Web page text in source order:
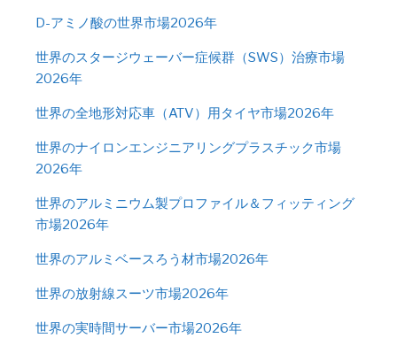
D-アミノ酸の世界市場2026年
世界のスタージウェーバー症候群（SWS）治療市場
2026年
世界の全地形対応車（ATV）用タイヤ市場2026年
世界のナイロンエンジニアリングプラスチック市場
2026年
世界のアルミニウム製プロファイル＆フィッティング
市場2026年
世界のアルミベースろう材市場2026年
世界の放射線スーツ市場2026年
世界の実時間サーバー市場2026年